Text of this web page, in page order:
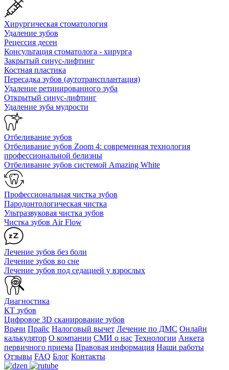
Хирургическая стоматология
Удаление зубов
Рецессия десен
Консультация стоматолога - хирурга
Закрытый синус-лифтинг
Костная пластика
Пересадка зубов (аутотрансплантация)
Удаление ретинированного зуба
Открытый синус-лифтинг
Удаление зуба мудрости
Отбеливание зубов
Отбеливание зубов Zoom 4: современная технология
профессиональной белизны
Отбеливание зубов системой Amazing White
Профессиональная чистка зубов
Пародонтологическая чистка
Ультразвуковая чистка зубов
Чистка зубов Air Flow
Лечение зубов без боли
Лечение зубов во сне
Лечение зубов под седацией у взрослых
Диагностика
КТ зубов
Цифровое 3D сканирование зубов
Врачи Прайс Налоговый вычет Лечение по ДМС Онлайн
калькулятор О компании СМИ о нас Технологии Анкета
первичного приема Правовая информация Наши работы
Отзывы FAQ Блог Контакты